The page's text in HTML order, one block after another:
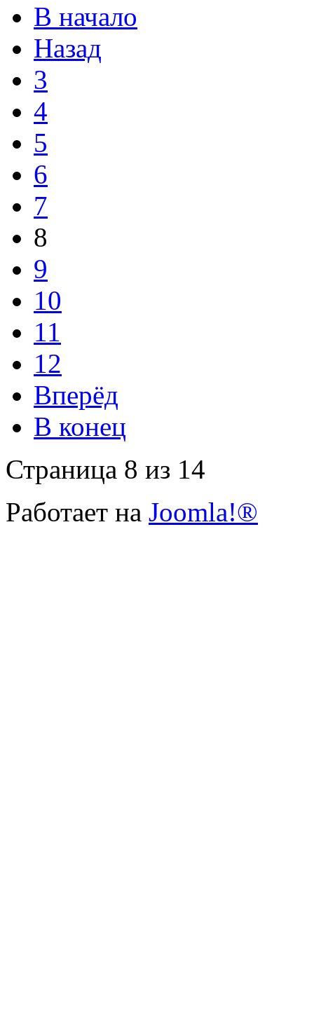
В начало
Назад
3
4
5
6
7
8
9
10
11
12
Вперёд
В конец
Страница 8 из 14
Работает на Joomla!®